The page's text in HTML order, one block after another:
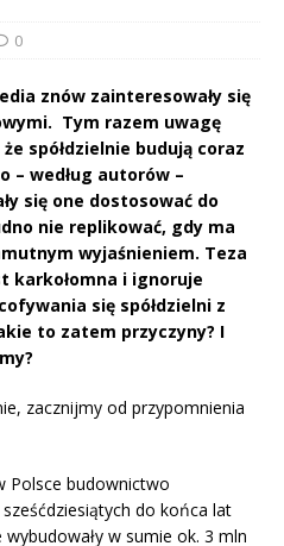
0
znów zainteresowały się
Tym razem uwagę
spółdzielnie budują coraz
– według autorów –
się one dostosować do
nie replikować, gdy ma
wyjaśnieniem. Teza
karkołomna i ignoruje
się spółdzielni z
to zatem przyczyny? I
zacznijmy od przypomnienia
Polsce budownictwo
do końca lat
w sumie ok. 3 mln